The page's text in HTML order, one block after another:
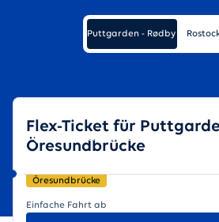
Puttgarden - Rødby
Tickets & Preise
Flex-Ticket für
Öresundbrücke
Einfache Fahrt ab
Öresundbrücke